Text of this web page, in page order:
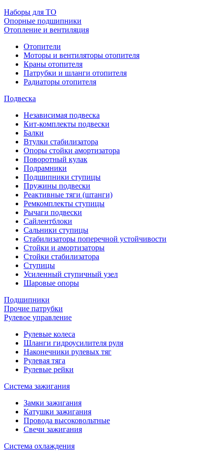
Наборы для ТО
Опорные подшипники
Отопление и вентиляция
Отопители
Моторы и вентиляторы отопителя
Краны отопителя
Патрубки и шланги отопителя
Радиаторы отопителя
Подвеска
Независимая подвеска
Кит-комплекты подвески
Балки
Втулки стабилизатора
Опоры стойки амортизатора
Поворотный кулак
Подрамники
Подшипники ступицы
Пружины подвески
Реактивные тяги (штанги)
Ремкомплекты ступицы
Рычаги подвески
Сайлентблоки
Сальники ступицы
Стабилизаторы поперечной устойчивости
Стойки и амортизаторы
Стойки стабилизатора
Ступицы
Усиленный ступичный узел
Шаровые опоры
Подшипники
Прочие патрубки
Рулевое управление
Рулевые колеса
Шланги гидроусилителя руля
Наконечники рулевых тяг
Рулевая тяга
Рулевые рейки
Система зажигания
Замки зажигания
Катушки зажигания
Провода высоковольтные
Свечи зажигания
Система охлаждения